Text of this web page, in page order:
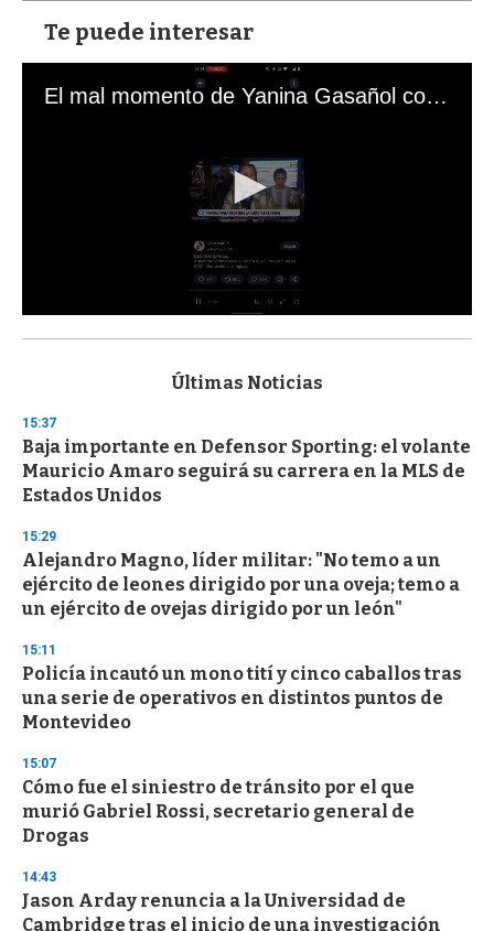
Te puede interesar
El mal momento de Yanina Gasañol con un hincha argentino en "Subrayado"
s
d
s
o
f
3
s
e
c
o
n
Últimas Noticias
15:37
Baja importante en Defensor Sporting: el volante
Mauricio Amaro seguirá su carrera en la MLS de
Estados Unidos
15:29
Alejandro Magno, líder militar: "No temo a un
ejército de leones dirigido por una oveja; temo a
un ejército de ovejas dirigido por un león"
15:11
Policía incautó un mono tití y cinco caballos tras
una serie de operativos en distintos puntos de
Montevideo
15:07
Cómo fue el siniestro de tránsito por el que
murió Gabriel Rossi, secretario general de
Drogas
14:43
Jason Arday renuncia a la Universidad de
Cambridge tras el inicio de una investigación